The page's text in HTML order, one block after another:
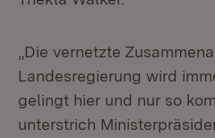
„Die vernetzte
Landesregierung wird
gelingt hier und nur so
unterstrich